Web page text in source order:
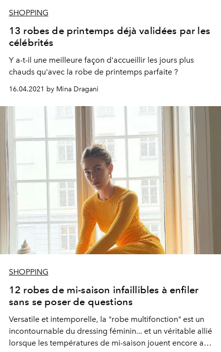
SHOPPING
13 robes de printemps déjà validées par les
célébrités
Y a-t-il une meilleure façon d'accueillir les jours plus
chauds qu'avec la robe de printemps parfaite ?
16.04.2021 by Mina Dragani
SHOPPING
12 robes de mi-saison infaillibles à enfiler
sans se poser de questions
Versatile et intemporelle, la "robe multifonction" est un
incontournable du dressing féminin... et un véritable allié
lorsque les températures de mi-saison jouent encore au